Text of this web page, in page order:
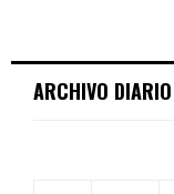
ARCHIVO DIARIO